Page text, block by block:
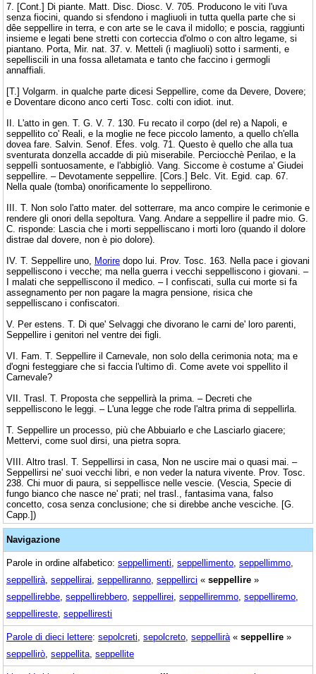
7. [Cont.] Di piante. Matt. Disc. Diosc. V. 705. Producono le viti l'uva
senza fiocini, quando si sfendono i magliuoli in tutta quella parte che si
dêe seppellire in terra, e con arte se le cava il midollo; e poscia, raggiunti
insieme e legati bene stretti con corteccia d'olmo o con altro legame, si
piantano. Porta, Mir. nat. 37. v. Metteli (i magliuoli) sotto i sarmenti, e
sepelliscili in una fossa alletamata e tanto che faccino i germogli
annaffiali.
[T.] Volgarm. in qualche parte dicesi Seppellire, come da Devere, Dovere;
e Doventare dicono anco certi Tosc. colti con idiot. inut.
II. L'atto in gen. T. G. V. 7. 130. Fu recato il corpo (del re) a Napoli, e
seppellito co' Reali, e la moglie ne fece piccolo lamento, a quello ch'ella
dovea fare. Salvin. Senof. Efes. volg. 71. Questo è quello che alla tua
sventurata donzella accadde di più miserabile. Perciocchè Perilao, e la
seppellì sontuosamente, e l'abbigliò. Vang. Siccome è costume a' Giudei
seppellire. – Devotamente seppellire. [Cors.] Belc. Vit. Egid. cap. 67.
Nella quale (tomba) onorificamente lo seppellirono.
III. T. Non solo l'atto mater. del sotterrare, ma anco compire le cerimonie e
rendere gli onori della sepoltura. Vang. Andare a seppellire il padre mio. G.
C. risponde: Lascia che i morti seppelliscano i morti loro (quando il dolore
distrae dal dovere, non è pio dolore).
IV. T. Seppellire uno, Morire dopo lui. Prov. Tosc. 163. Nella pace i giovani
seppelliscono i vecche; ma nella guerra i vecchi seppelliscono i giovani. –
I malati che seppelliscono il medico. – I confiscati, sulla cui morte si fa
assegnamento per non pagare la magra pensione, risica che
seppelliscano i confiscatori.
V. Per estens. T. Di que' Selvaggi che divorano le carni de' loro parenti,
Seppellire i genitori nel ventre dei figli.
VI. Fam. T. Seppellire il Carnevale, non solo della cerimonia nota; ma e
d'ogni festeggiare che si faccia l'ultimo dì. Come avete voi sppellito il
Carnevale?
VII. Trasl. T. Proposta che seppellirà la prima. – Decreti che
seppelliscono le leggi. – L'una legge che rode l'altra prima di seppellirla.
T. Seppellire un processo, più che Abbuiarlo e che Lasciarlo giacere;
Mettervi, come suol dirsi, una pietra sopra.
VIII. Altro trasl. T. Seppellirsi in casa, Non ne uscire mai o quasi mai. –
Seppellirsi ne' suoi vecchi libri, e non veder la natura vivente. Prov. Tosc.
238. Chi muor di paura, si seppellisce nelle vescie. (Vescia, Specie di
fungo bianco che nasce ne' prati; nel trasl., fantasima vana, falso
concetto, cosa senza conclusione; che si direbbe anche vesciche. [G.
Capp.])
Navigazione
Parole in ordine alfabetico: seppellimenti seppellimento seppellimmo
seppellirà seppellirai seppelliranno seppellirci « seppellire »
seppellirebbe seppellirebbero seppellirei seppelliremmo seppelliremo
seppellireste seppelliresti
Parole di dieci lettere: sepolcreti sepolcreto seppellirà « seppellire »
seppellirò seppellita seppellite